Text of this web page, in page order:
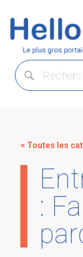
< Toutes les
: